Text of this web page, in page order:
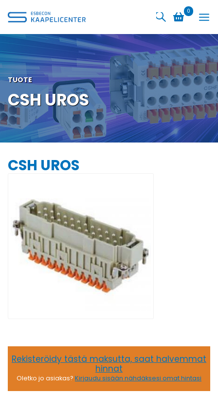
sisältöön
0
TUOTE
CSH UROS
CSH UROS
Rekisteröidy tästä maksutta, saat halvemmat
hinnat
Oletko jo asiakas? Kirjaudu sisään nähdäksesi omat hintasi